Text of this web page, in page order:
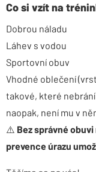
Co si vzít na
Dobrou náladu
Láhev s vodou
Sportovní obuv
Vhodné oblečení
takové, které
naopak, není mu v
⚠️ Bez správné
prevence úrazu